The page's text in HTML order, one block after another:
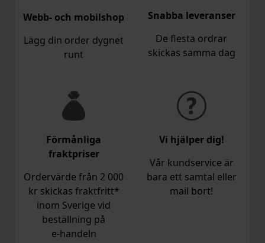
Webb- och mobilshop
Lägg din order dygnet
runt
Snabba leveranser
De flesta ordrar
skickas samma dag
Förmånliga
fraktpriser
Ordervärde från 2 000
kr skickas fraktfritt*
inom Sverige vid
beställning på
e‑handeln
Vi hjälper dig!
Vår kundservice är
bara ett samtal eller
mail bort!